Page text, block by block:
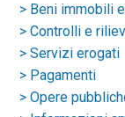
> Beni immobili
> Controlli e
> Servizi erogati
> Pagamenti
> Opere